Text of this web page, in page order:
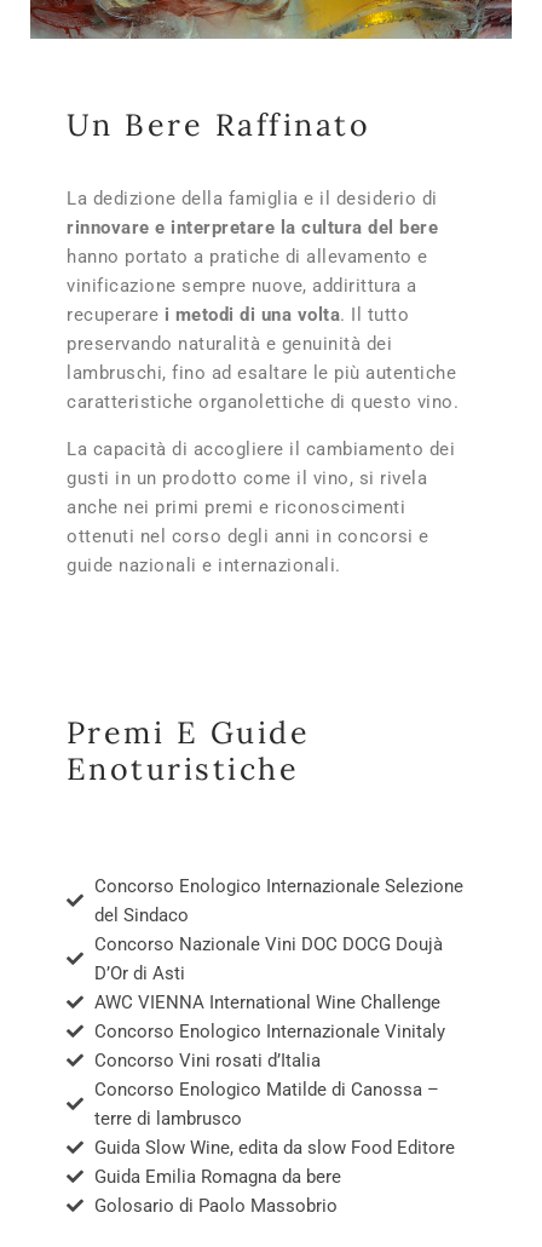
Un Bere Raffinato
La dedizione della famiglia e il desiderio di
rinnovare e interpretare la cultura del bere
hanno portato a pratiche di allevamento e
vinificazione sempre nuove, addirittura a
recuperare i metodi di una volta. Il tutto
preservando naturalità e genuinità dei
lambruschi, fino ad esaltare le più autentiche
caratteristiche organolettiche di questo vino.
La capacità di accogliere il cambiamento dei
gusti in un prodotto come il vino, si rivela
anche nei primi premi e riconoscimenti
ottenuti nel corso degli anni in concorsi e
guide nazionali e internazionali.
Premi E Guide
Enoturistiche
Concorso Enologico Internazionale Selezione
del Sindaco
Concorso Nazionale Vini DOC DOCG Doujà
D’Or di Asti
AWC VIENNA International Wine Challenge
Concorso Enologico Internazionale Vinitaly
Concorso Vini rosati d’Italia
Concorso Enologico Matilde di Canossa –
terre di lambrusco
Guida Slow Wine, edita da slow Food Editore
Guida Emilia Romagna da bere
Golosario di Paolo Massobrio